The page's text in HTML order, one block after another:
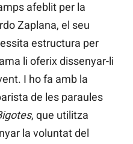
afeblit per la
Zaplana, el seu
estructura per
li oferix dissenyar-li
I ho fa amb la
de les paraules
, que utilitza
la voluntat del